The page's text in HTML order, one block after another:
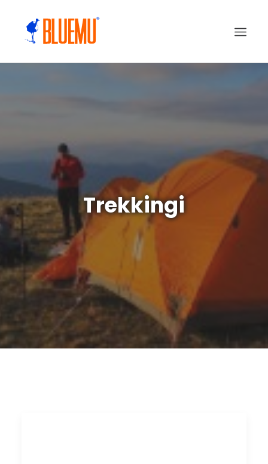
Trekkingi